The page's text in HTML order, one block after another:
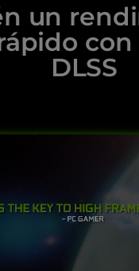
un
con
DLSS